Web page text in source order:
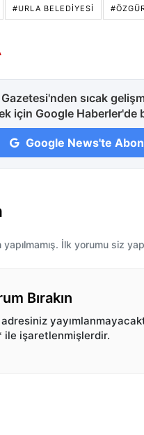
#URLA BELEDIYESI
sıcak
için Google Haberler'de
Google News'te
İlk yorumu siz
Bırakın
ile işaretlenmişlerdir.